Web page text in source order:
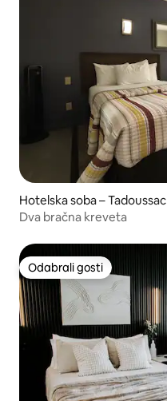
Hotelska soba – Tadoussac
Dva bračna kreveta
Odabrali gosti
Odabrali gosti